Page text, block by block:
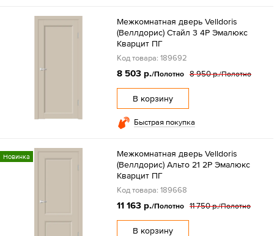
Межкомнатная дверь Velldoris
(Веллдорис) Стайл 3 4P Эмалюкс
Кварцит ПГ
Код товара: 189692
8 503 р./Полотно 8 950 р./Полотно
В корзину
Быстрая покупка
Новинка
Межкомнатная дверь Velldoris
(Веллдорис) Альто 21 2P Эмалюкс
Кварцит ПГ
Код товара: 189668
11 163 р./Полотно 11 750 р./Полотно
В корзину